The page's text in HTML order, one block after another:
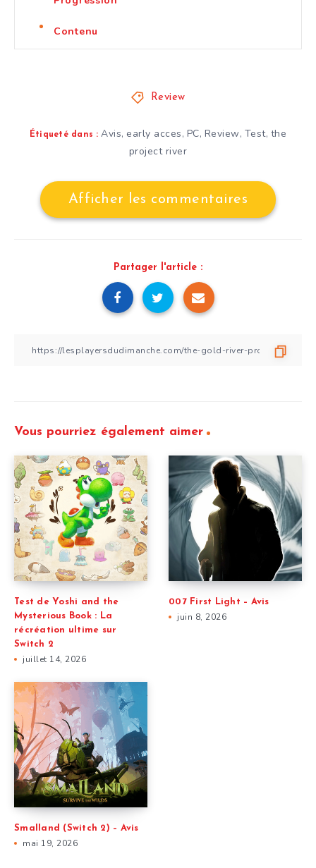
Contenu
Review
Étiqueté dans : Avis, early acces, PC, Review, Test, the
project river
Afficher les commentaires
Partager l'article :
Vous pourriez également aimer
Test de Yoshi and the
Mysterious Book : La
récréation ultime sur
Switch 2
juillet 14, 2026
007 First Light – Avis
juin 8, 2026
Smalland (Switch 2) – Avis
mai 19, 2026